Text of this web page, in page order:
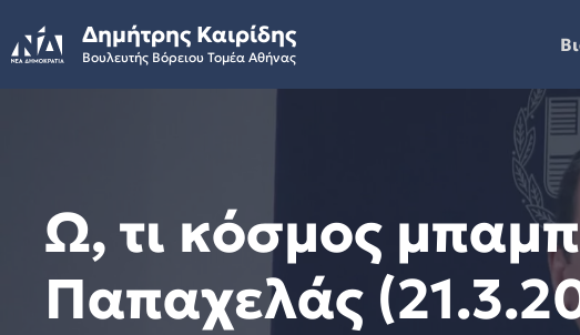
to
content
Δημήτρης Καιρίδης
Βουλευτής Βόρειου Τομέα Αθήνας
Ω, τι κόσμος
Παπαχελάς